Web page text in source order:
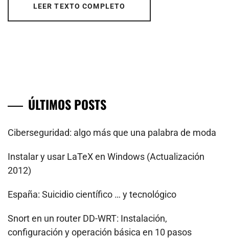
LEER TEXTO COMPLETO
ÚLTIMOS POSTS
Ciberseguridad: algo más que una palabra de moda
Instalar y usar LaTeX en Windows (Actualización
2012)
España: Suicidio científico … y tecnológico
Snort en un router DD-WRT: Instalación,
configuración y operación básica en 10 pasos